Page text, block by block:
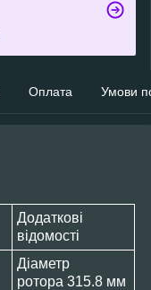
Оплата Умови
Додаткові
відомості
Діаметр
ротора 315.8 мм